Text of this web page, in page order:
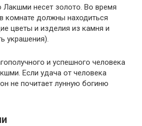
Лакшми несет золото. Во время
комнате должны находиться
цветы и изделия из камня и
украшения).
и успешного человека
Если удача от человека
не почитает лунную богиню